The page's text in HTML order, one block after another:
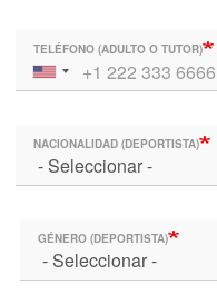
TELÉFONO (ADULTO O TUTOR)
NACIONALIDAD (DEPORTISTA)
GÉNERO (DEPORTISTA)